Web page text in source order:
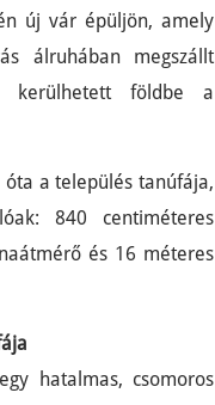
új vár épüljön, amely
álruhában megszállt
kerülhetett földbe a
a település tanúfája,
840 centiméteres
és 16 méteres
hatalmas, csomoros